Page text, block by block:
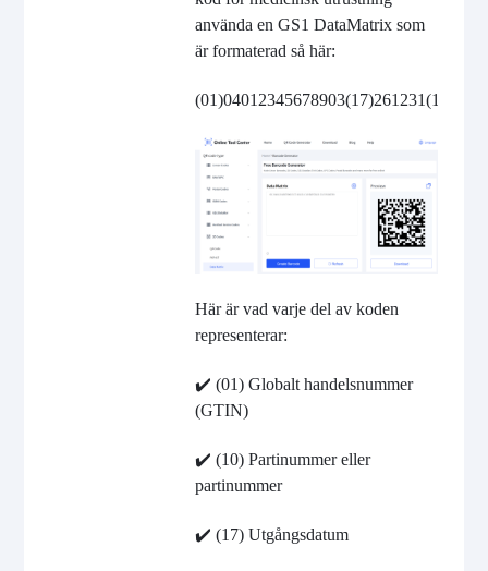
använda en GS1 DataMatrix som
är formaterad så här:
Här är vad varje del av koden
representerar:
✔️ (01) Globalt handelsnummer
(GTIN)
✔️ (10) Partinummer eller
partinummer
✔️ (17) Utgångsdatum